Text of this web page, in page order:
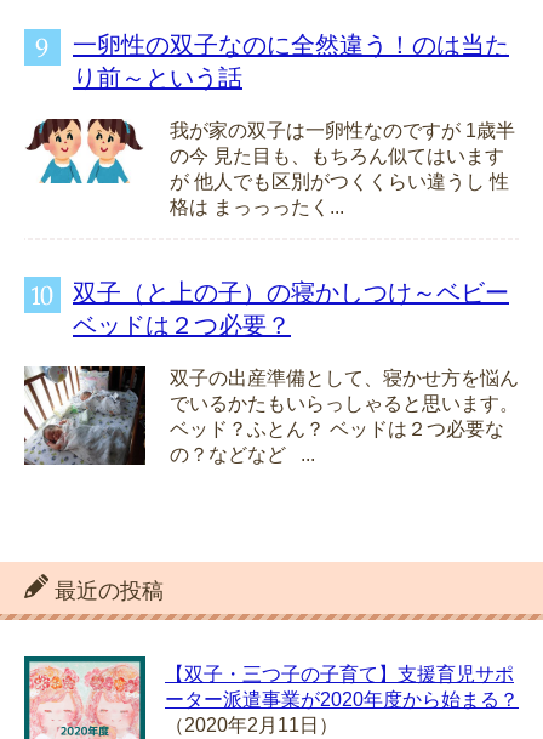
一卵性の双子なのに全然違う！のは当た
り前～という話
我が家の双子は一卵性なのですが 1歳半
の今 見た目も、もちろん似てはいます
が 他人でも区別がつくくらい違うし 性
格は まっっったく...
双子（と上の子）の寝かしつけ～ベビー
ベッドは２つ必要？
双子の出産準備として、寝かせ方を悩ん
でいるかたもいらっしゃると思います。
ベッド？ふとん？ ベッドは２つ必要な
の？などなど ...
最近の投稿
【双子・三つ子の子育て】支援育児サポ
ーター派遣事業が2020年度から始まる？
（2020年2月11日）